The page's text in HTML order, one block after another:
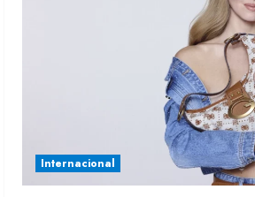
Internacional